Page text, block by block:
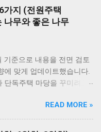
른지 확인해보세요. 상세
할 수 있습니다. E1부터 EF
(알토엔대우) 에러코드의
결법 (AS 전 자가점검, 수리
기 전 이것만은 확인하세
수나 동파를 확인하세요.
잠겨있지 않나요? 가스레인
급되는지 먼저 확인하세요.
가지 (전원주택
나무와 좋은 나무
기준으로 내용을 전면 검토
에 맞게 업데이트했습니다.
단독주택 마당을 꾸미려고
으면 안 되는 나무 ’ 입니다.
’은 실내 화분만을 뜻하는
당과 집터 전체를 두고 하
READ MORE »